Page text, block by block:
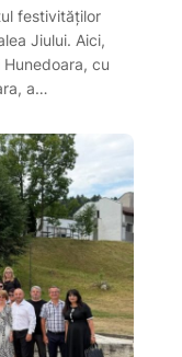
festivităților
Jiului. Aici,
cu
a…